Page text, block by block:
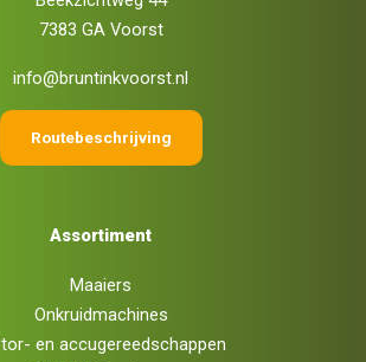
7383 GA Voorst
info@bruntinkvoorst.nl
Routebeschrijving
Assortiment
Maaiers
Onkruidmachines
en accugereedschappen